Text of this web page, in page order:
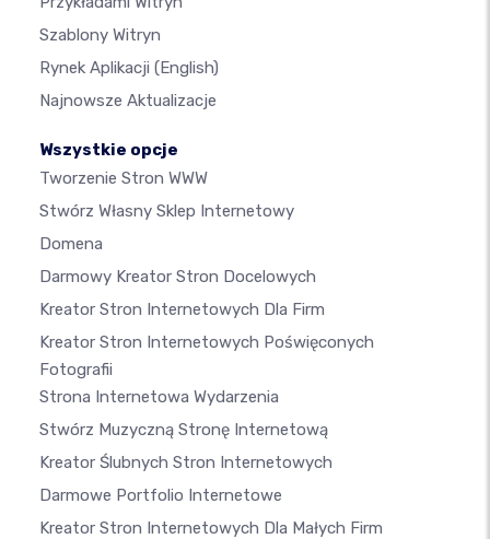
Szablony Witryn
Rynek Aplikacji (English)
Najnowsze Aktualizacje
Wszystkie opcje
Tworzenie Stron WWW
Stwórz Własny Sklep Internetowy
Domena
Darmowy Kreator Stron Docelowych
Kreator Stron Internetowych Dla Firm
Kreator Stron Internetowych Poświęconych
Fotografii
Strona Internetowa Wydarzenia
Stwórz Muzyczną Stronę Internetową
Kreator Ślubnych Stron Internetowych
Darmowe Portfolio Internetowe
Kreator Stron Internetowych Dla Małych Firm